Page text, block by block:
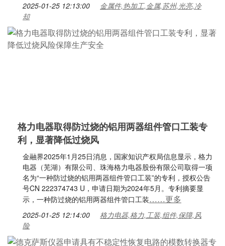
2025-01-25 12:13:00
金属件,热加工,金属,苏州,光亮,冷
却
格力电器取得防过烧的铝用两器组件管口工装专
利，显著降低过烧风
金融界2025年1月25日消息，国家知识产权局信息显示，格力
电器（芜湖）有限公司、珠海格力电器股份有限公司取得一项
名为“一种防过烧的铝用两器组件管口工装”的专利，授权公告
号CN 222374743 U，申请日期为2024年5月。专利摘要显
示，一种防过烧的铝用两器组件管口工装……更多
2025-01-25 12:14:00
格力电器,格力,工装,组件,保障,风
险